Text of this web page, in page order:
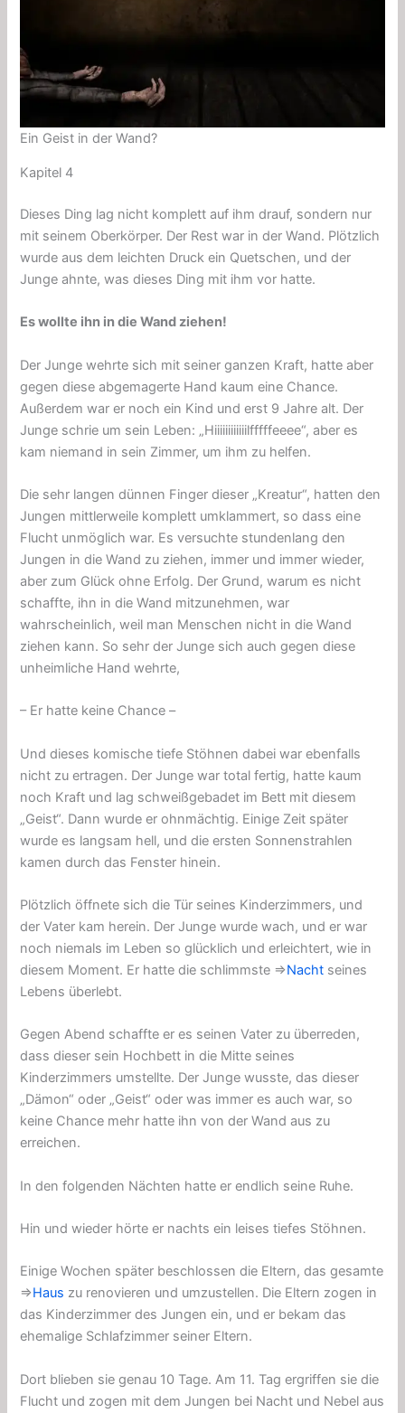
Ein Geist in der Wand?
Kapitel 4
Dieses Ding lag nicht komplett auf ihm drauf, sondern nur
mit seinem Oberkörper. Der Rest war in der Wand. Plötzlich
wurde aus dem leichten Druck ein Quetschen, und der
Junge ahnte, was dieses Ding mit ihm vor hatte.
Es wollte ihn in die Wand ziehen!
Der Junge wehrte sich mit seiner ganzen Kraft, hatte aber
gegen diese abgemagerte Hand kaum eine Chance.
Außerdem war er noch ein Kind und erst 9 Jahre alt. Der
Junge schrie um sein Leben: „Hiiiiiiiiiiiilfffffeeee“, aber es
kam niemand in sein Zimmer, um ihm zu helfen.
Die sehr langen dünnen Finger dieser „Kreatur“, hatten den
Jungen mittlerweile komplett umklammert, so dass eine
Flucht unmöglich war. Es versuchte stundenlang den
Jungen in die Wand zu ziehen, immer und immer wieder,
aber zum Glück ohne Erfolg. Der Grund, warum es nicht
schaffte, ihn in die Wand mitzunehmen, war
wahrscheinlich, weil man Menschen nicht in die Wand
ziehen kann. So sehr der Junge sich auch gegen diese
unheimliche Hand wehrte,
– Er hatte keine Chance –
Und dieses komische tiefe Stöhnen dabei war ebenfalls
nicht zu ertragen. Der Junge war total fertig, hatte kaum
noch Kraft und lag schweißgebadet im Bett mit diesem
„Geist“. Dann wurde er ohnmächtig. Einige Zeit später
wurde es langsam hell, und die ersten Sonnenstrahlen
kamen durch das Fenster hinein.
Plötzlich öffnete sich die Tür seines Kinderzimmers, und
der Vater kam herein. Der Junge wurde wach, und er war
noch niemals im Leben so glücklich und erleichtert, wie in
diesem Moment. Er hatte die schlimmste ⇒Nacht seines
Lebens überlebt.
Gegen Abend schaffte er es seinen Vater zu überreden,
dass dieser sein Hochbett in die Mitte seines
Kinderzimmers umstellte. Der Junge wusste, das dieser
„Dämon“ oder „Geist“ oder was immer es auch war, so
keine Chance mehr hatte ihn von der Wand aus zu
erreichen.
In den folgenden Nächten hatte er endlich seine Ruhe.
Hin und wieder hörte er nachts ein leises tiefes Stöhnen.
Einige Wochen später beschlossen die Eltern, das gesamte
⇒Haus zu renovieren und umzustellen. Die Eltern zogen in
das Kinderzimmer des Jungen ein, und er bekam das
ehemalige Schlafzimmer seiner Eltern.
Dort blieben sie genau 10 Tage. Am 11. Tag ergriffen sie die
Flucht und zogen mit dem Jungen bei Nacht und Nebel aus